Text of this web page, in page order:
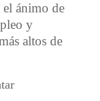
ánimo de
y
altos de
en defensa de